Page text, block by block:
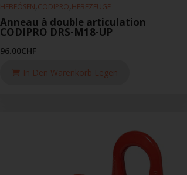
HEBEÖSEN,CODIPRO,HEBEZEUGE
Anneau à double articulation
CODIPRO DRS-M18-UP
96.00CHF
In Den Warenkorb Legen